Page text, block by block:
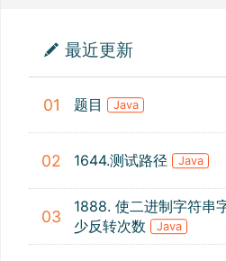
最近更新
01 题目 Java
02 1644.测试路径 Java
03
1888. 使二进制字符串
少反转次数
Java